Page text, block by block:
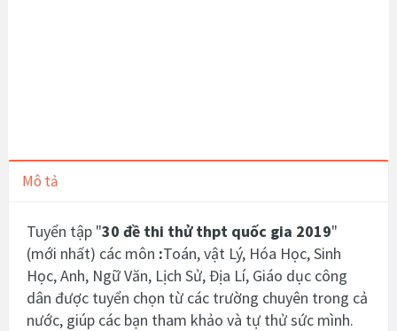
Mô tả
Tuyển tập "30 đề thi thử thpt quốc gia 2019"
(mới nhất) các môn :Toán, vật Lý, Hóa Học, Sinh
Học, Anh, Ngữ Văn, Lịch Sử, Địa Lí, Giáo dục công
dân được tuyển chọn từ các trường chuyên trong cả
nước, giúp các bạn tham khảo và tự thử sức mình.